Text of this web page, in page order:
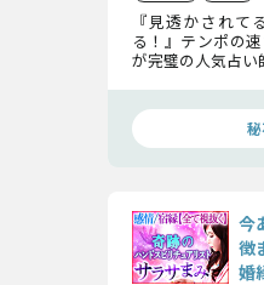
『見透かされ
る！』テンポの
が完璧の人気占い
今
徴
婚